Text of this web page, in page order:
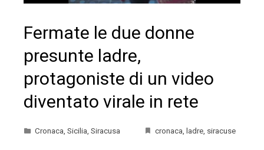
Fermate le due donne
presunte ladre,
protagoniste di un video
diventato virale in rete
Cronaca, Sicilia, Siracusa cronaca, ladre, siracuse